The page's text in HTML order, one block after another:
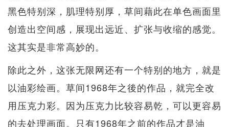
黑色特别深，肌理特别厚，草间藉此在单色画面里
创造出空间感，展现出远近、扩张与收缩的感觉。
这其实是非常高妙的。
除此之外，这张无限网还有一个特别的地方，就是
以油彩绘画。草间1968年之後的作品，就完全改
用压克力彩。因为压克力比较容易乾，可以更容易
的去处理画面。只有1968年之前的作品才是油